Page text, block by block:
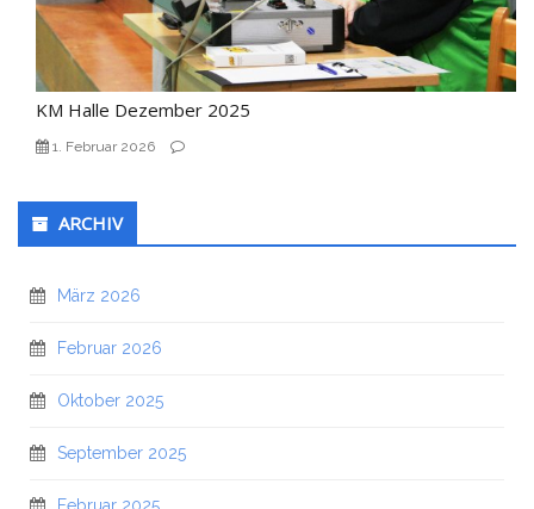
KM Halle Dezember 2025
1. Februar 2026
ARCHIV
März 2026
Februar 2026
Oktober 2025
September 2025